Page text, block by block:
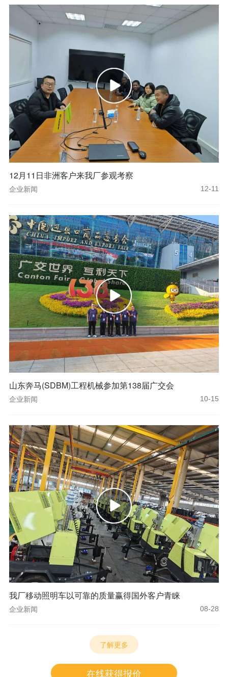
12月11日非洲客户来我厂参观考察
企业新闻 12-11
山东奔马(SDBM)工程机械参加第138届广交会
企业新闻 10-15
我厂移动照明车以可靠的质量赢得国外客户青睐
企业新闻 08-28
了解更多
在线获得报价